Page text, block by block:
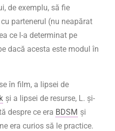
de exemplu, să fie
partenerul (nu neapărat
ce l-a determinat pe
dacă acesta este modul în
în film, a lipsei de
și a lipsei de resurse, L. și-
despre ce era BDSM și
era curios să le practice.